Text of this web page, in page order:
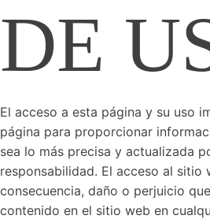
DE
El acceso a esta página y su uso
página para proporcionar
sea lo más precisa y actualizada
responsabilidad. El acceso al sitio
consecuencia, daño o perjuicio
contenido en el sitio web en